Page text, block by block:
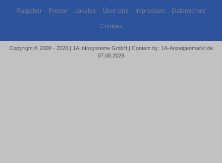
Ratgeber Presse Lokales Über Uns Impressum Datenschutz
Cookies
Copyright © 2000 - 2026 | 1A Infosysteme GmbH | Content by: 1A-Anzeigenmarkt.de
07.08.2026